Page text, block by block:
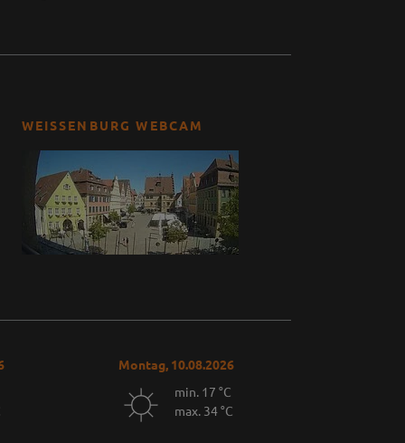
WEISSENBURG WEBCAM
Montag, 10.08.2026
min. 17 °C
max. 34 °C